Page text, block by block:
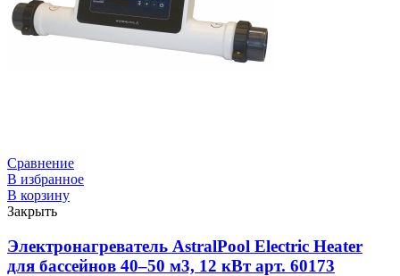
Сравнение
В избранное
В корзину
Закрыть
Электронагреватель AstralPool Electric Heater
для бассейнов 40–50 м3, 12 кВт арт. 60173